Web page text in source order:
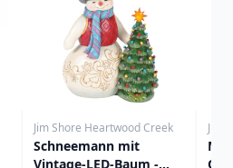
Jim Shore Heartwood Creek
Schneemann mit
Vintage-LED-Baum -
Jim